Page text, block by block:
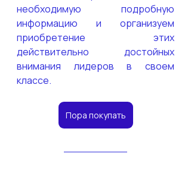
необходимую подробную
информацию и организуем
приобретение этих
действительно достойных
внимания лидеров в своем
классе.
Пора покупать